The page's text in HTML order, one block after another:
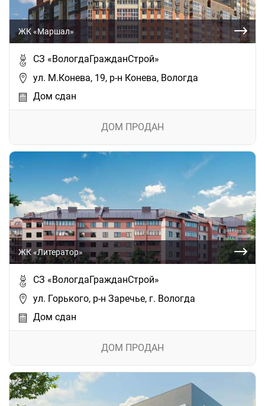
ЖК «Маршал»
СЗ «ВологдаГражданСтрой»
ул. М.Конева, 19, р-н Конева, Вологда
Дом сдан
ДОМ ПРОДАН
ЖК «Литератор»
СЗ «ВологдаГражданСтрой»
ул. Горького, р-н Заречье, г. Вологда
Дом сдан
ДОМ ПРОДАН